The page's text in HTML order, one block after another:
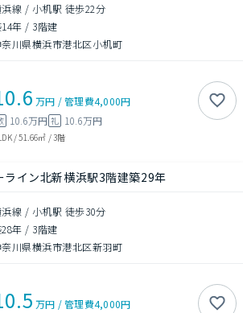
線 / 小机駅 徒歩22分
年 / 3階建
川県横浜市港北区小机町
万円 /管理費4,000円
10.6万円 礼 10.6万円
/51.66㎡ /3階
ライン北新横浜駅3階建築29年
線 / 小机駅 徒歩30分
年 / 3階建
川県横浜市港北区新羽町
万円 /管理費4,000円